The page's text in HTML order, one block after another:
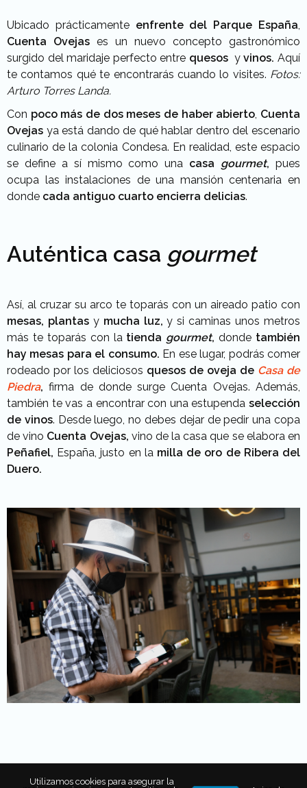
Ubicado prácticamente enfrente del Parque España,
Cuenta Ovejas es un nuevo concepto gastronómico
surgido del maridaje perfecto entre quesosyvinos. Aquí
te contamos qué te encontrarás cuando lo visites. Fotos:
Arturo Torres Landa.
Con poco más de dos meses de haber abierto, Cuenta
Ovejas ya está dando de qué hablar dentro del escenario
culinario de la colonia Condesa. En realidad, este espacio
se define a sí mismo como una casa gourmet, pues
ocupa las instalaciones de una mansión centenaria en
donde cada antiguo cuarto encierra delicias.
Auténtica casa gourmet
Así, al cruzar su arco te toparás con un aireado patio con
mesas, plantasy mucha luz,y si caminas unos metros
más te toparás con la tienda gourmet, donde también
hay mesas para el consumo. En ese lugar, podrás comer
rodeado por los deliciosos quesos de oveja de Casa de
Piedra, firma de donde surge Cuenta Ovejas. Además,
también te vas a encontrar con una estupenda selección
de vinos. Desde luego, no debes dejar de pedir una copa
de vino Cuenta Ovejas, vino de la casa que se elabora en
Peñafiel, España, justo en la milla de oro de Ribera del
Duero.
Rincones con identidad
Utilizamos cookies para asegurar la